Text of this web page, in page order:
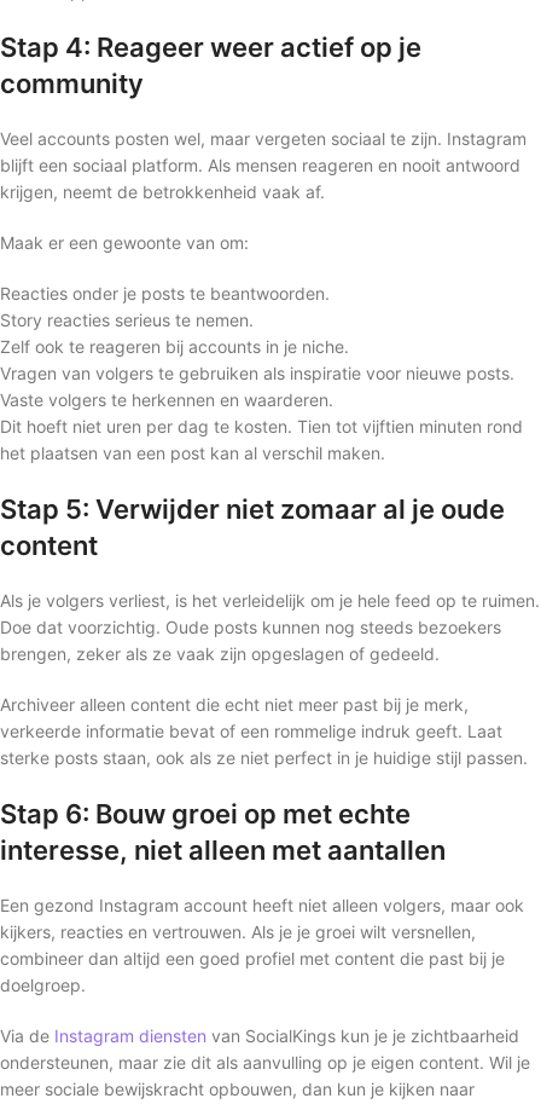
Stap 4: Reageer weer actief op je
community
Veel accounts posten wel, maar vergeten sociaal te zijn. Instagram
blijft een sociaal platform. Als mensen reageren en nooit antwoord
krijgen, neemt de betrokkenheid vaak af.
Maak er een gewoonte van om:
Reacties onder je posts te beantwoorden.
Story reacties serieus te nemen.
Zelf ook te reageren bij accounts in je niche.
Vragen van volgers te gebruiken als inspiratie voor nieuwe posts.
Vaste volgers te herkennen en waarderen.
Dit hoeft niet uren per dag te kosten. Tien tot vijftien minuten rond
het plaatsen van een post kan al verschil maken.
Stap 5: Verwijder niet zomaar al je oude
content
Als je volgers verliest, is het verleidelijk om je hele feed op te ruimen.
Doe dat voorzichtig. Oude posts kunnen nog steeds bezoekers
brengen, zeker als ze vaak zijn opgeslagen of gedeeld.
Archiveer alleen content die echt niet meer past bij je merk,
verkeerde informatie bevat of een rommelige indruk geeft. Laat
sterke posts staan, ook als ze niet perfect in je huidige stijl passen.
Stap 6: Bouw groei op met echte
interesse, niet alleen met aantallen
Een gezond Instagram account heeft niet alleen volgers, maar ook
kijkers, reacties en vertrouwen. Als je je groei wilt versnellen,
combineer dan altijd een goed profiel met content die past bij je
doelgroep.
Via de Instagram diensten van SocialKings kun je je zichtbaarheid
ondersteunen, maar zie dit als aanvulling op je eigen content. Wil je
meer sociale bewijskracht opbouwen, dan kun je kijken naar